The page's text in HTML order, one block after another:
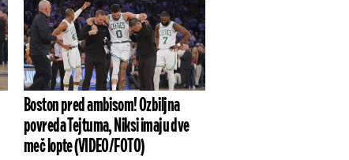
Boston pred ambisom! Ozbiljna
povreda Tejtuma, Niksi imaju dve
meč lopte (VIDEO/FOTO)